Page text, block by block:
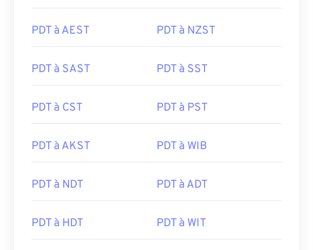
PDT à AEST PDT à NZST
PDT à SAST PDT à SST
PDT à CST PDT à PST
PDT à AKST PDT à WIB
PDT à NDT PDT à ADT
PDT à HDT PDT à WIT